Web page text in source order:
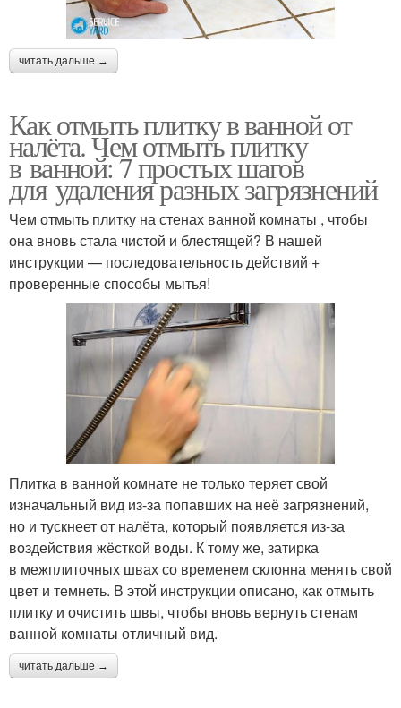
читать дальше →
Как отмыть плитку в ванной от
налёта. Чем отмыть плитку
в ванной: 7 простых шагов
для удаления разных загрязнений
Чем отмыть плитку на стенах ванной комнаты , чтобы
она вновь стала чистой и блестящей? В нашей
инструкции — последовательность действий +
проверенные способы мытья!
Плитка в ванной комнате не только теряет свой
изначальный вид из-за попавших на неё загрязнений,
но и тускнеет от налёта, который появляется из-за
воздействия жёсткой воды. К тому же, затирка
в межплиточных швах со временем склонна менять свой
цвет и темнеть. В этой инструкции описано, как отмыть
плитку и очистить швы, чтобы вновь вернуть стенам
ванной комнаты отличный вид.
читать дальше →